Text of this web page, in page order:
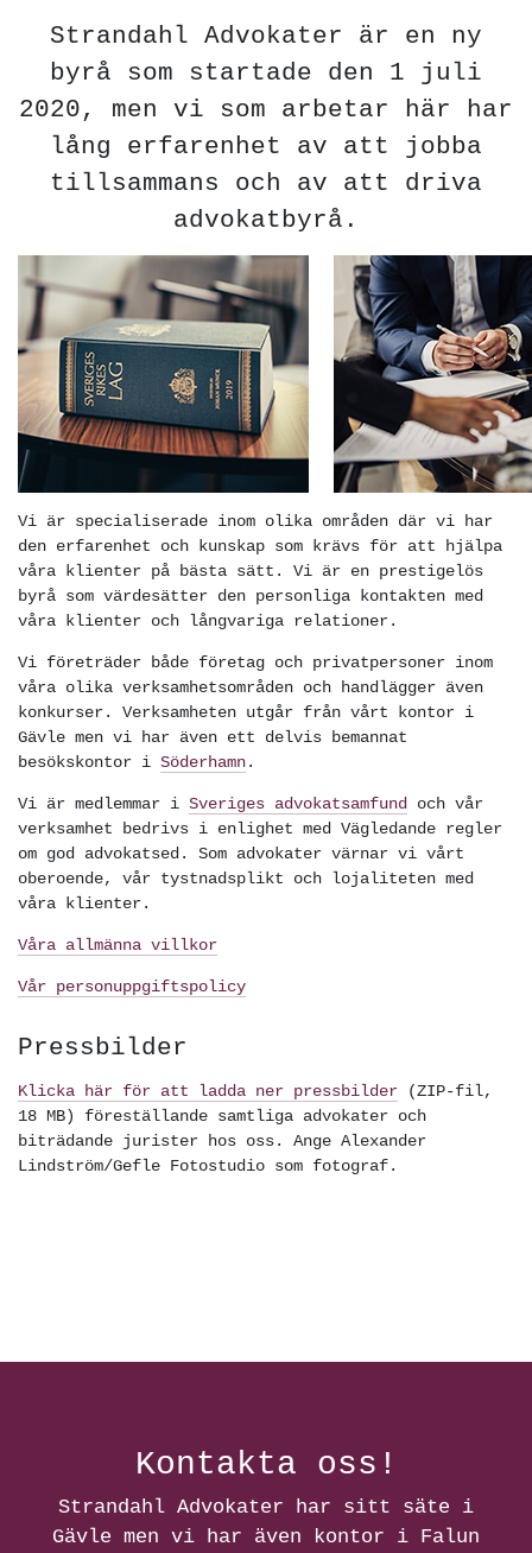
Solna tingsrätt 1975–1977
Jur kand, Uppsala universitet, 1975
Ledamot av Sveriges advokatsamfund
Strandahl Advokater är en ny
byrå som startade den 1 juli
2020, men vi som arbetar här har
lång erfarenhet av att jobba
tillsammans och av att driva
advokatbyrå.
Vi är specialiserade inom olika områden där vi har
den erfarenhet och kunskap som krävs för att hjälpa
våra klienter på bästa sätt. Vi är en prestigelös
byrå som värdesätter den personliga kontakten med
våra klienter och långvariga relationer.
Vi företräder både företag och privatpersoner inom
våra olika verksamhetsområden och handlägger även
konkurser. Verksamheten utgår från vårt kontor i
Gävle men vi har även ett delvis bemannat
besökskontor i Söderhamn.
Vi är medlemmar i Sveriges advokatsamfund och vår
verksamhet bedrivs i enlighet med Vägledande regler
om god advokatsed. Som advokater värnar vi vårt
oberoende, vår tystnadsplikt och lojaliteten med
våra klienter.
Våra allmänna villkor
Vår personuppgiftspolicy
Pressbilder
Klicka här för att ladda ner pressbilder (ZIP-fil,
18 MB) föreställande samtliga advokater och
biträdande jurister hos oss. Ange Alexander
Lindström/Gefle Fotostudio som fotograf.
Kontakta oss!
Strandahl Advokater har sitt säte i
Gävle men vi har även kontor i Falun